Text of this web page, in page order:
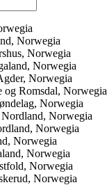
Norwegia
Norwegia
Norwegia
Norwegia
og Romsdal, Norwegia
Norwegia
Nordland, Norwegia
Norwegia
Norwegia
Norwegia
Norwegia
Norwegia